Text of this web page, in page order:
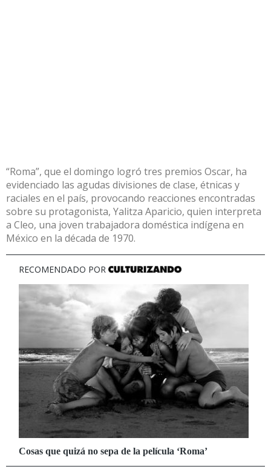
“Roma”, que el domingo logró tres premios Oscar, ha
evidenciado las agudas divisiones de clase, étnicas y
raciales en el país, provocando reacciones encontradas
sobre su protagonista, Yalitza Aparicio, quien interpreta
a Cleo, una joven trabajadora doméstica indígena en
México en la década de 1970.